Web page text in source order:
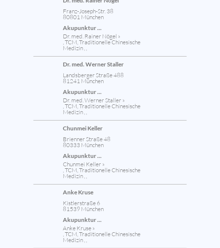
Franz-Joseph-Str. 38
80801 München
Akupunktur ...
Dr. med. Rainer Nögel »
, TCM, Traditionelle Chinesische
Medizin , ,
Dr. med. Werner Staller
Landsberger Straße 488
81241 München
Akupunktur ...
Dr. med. Werner Staller »
, TCM, Traditionelle Chinesische
Medizin , ,
Chunmei Keller
Brienner Straße 48
80333 München
Akupunktur ...
Chunmei Keller »
, TCM, Traditionelle Chinesische
Medizin , ,
Anke Kruse
Kistlerstraße 6
81539 München
Akupunktur ...
Anke Kruse »
, TCM, Traditionelle Chinesische
Medizin , ,